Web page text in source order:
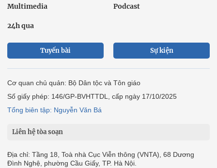
Multimedia Podcast
24h qua
Tuyến bài Sự kiện
Cơ quan chủ quản: Bộ Dân tộc và Tôn giáo
Số giấy phép: 146/GP-BVHTTDL, cấp ngày 17/10/2025
Tổng biên tập: Nguyễn Văn Bá
Liên hệ tòa soạn
Địa chỉ: Tầng 18, Toà nhà Cục Viễn thông (VNTA), 68 Dương
Đình Nghệ, phường Cầu Giấy, TP. Hà Nội.